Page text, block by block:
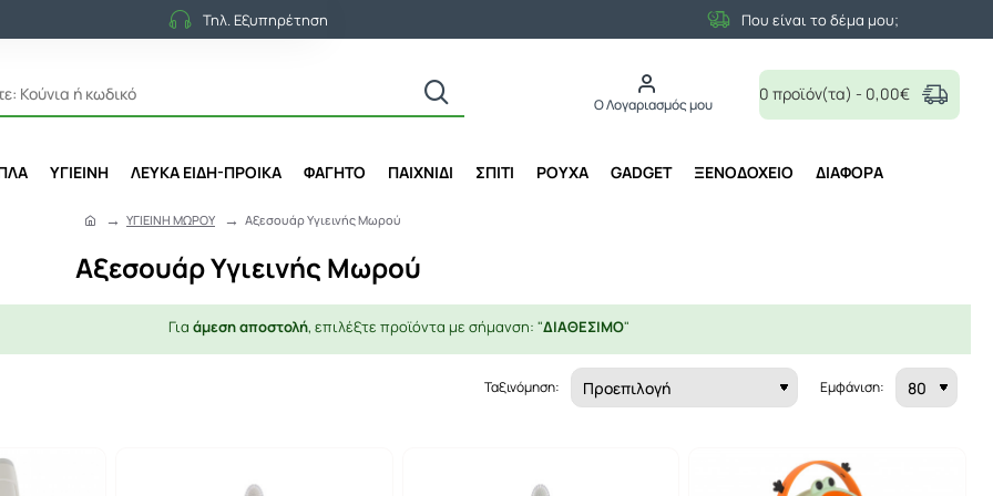
Τηλ. Εξυπηρέτηση Που είναι το δέμα μου;
Ο Λογαριασμός μου
0 προϊόν(τα) - 0,00€
ΥΓΙΕΙΝΗ ΛΕΥΚΑ ΕΙΔΗ-ΠΡΟΙΚΑ ΦΑΓΗΤΟ ΠΑΙΧΝΙΔΙ ΣΠΙΤΙ ΡΟΥΧΑ GADGET ΞΕΝΟΔΟΧΕΙΟ ΔΙΑΦΟΡΑ
Αξεσουάρ Υγιεινής Μωρού
m
ΥΓΙΕΙΝΗ ΜΩΡΟΥ Αξεσουάρ Υγιεινής Μωρού
Για άμεση αποστολή, επιλέξτε προϊόντα με σήμανση: "ΔΙΑΘΕΣΙΜΟ"
Ταξινόμηση: Εμφάνιση: